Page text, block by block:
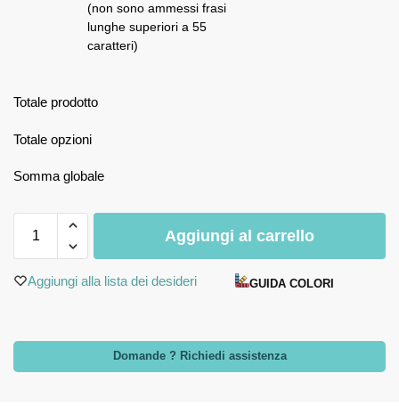
(non sono ammessi frasi
lunghe superiori a 55
caratteri)
Totale prodotto
Totale opzioni
Somma globale
Aggiungi al carrello
Aggiungi alla lista dei desideri GUIDA COLORI
Domande ? Richiedi assistenza